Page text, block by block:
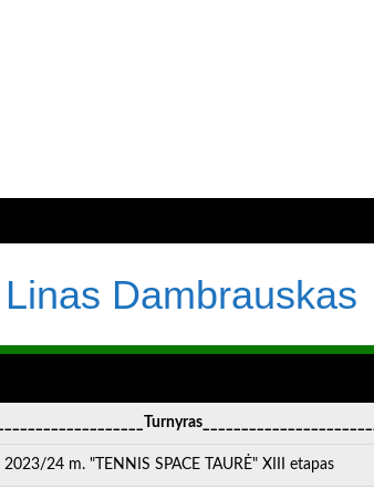
Dambrauskas
2023/24 m. "TENNIS SPACE TAURĖ" XIII etapas